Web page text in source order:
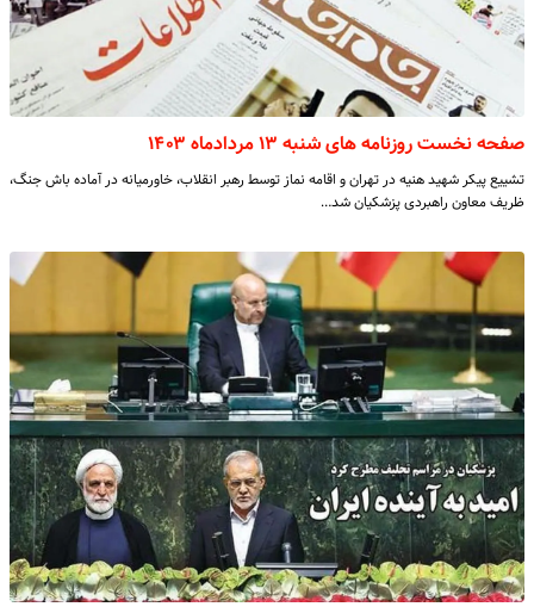
صفحه نخست روزنامه های شنبه ۱۳ مردادماه ۱۴۰۳
تشییع پیکر شهید هنیه در تهران و اقامه نماز توسط رهبر انقلاب، خاورمیانه در آماده باش جنگ،
ظریف معاون راهبردی پزشکیان شد…